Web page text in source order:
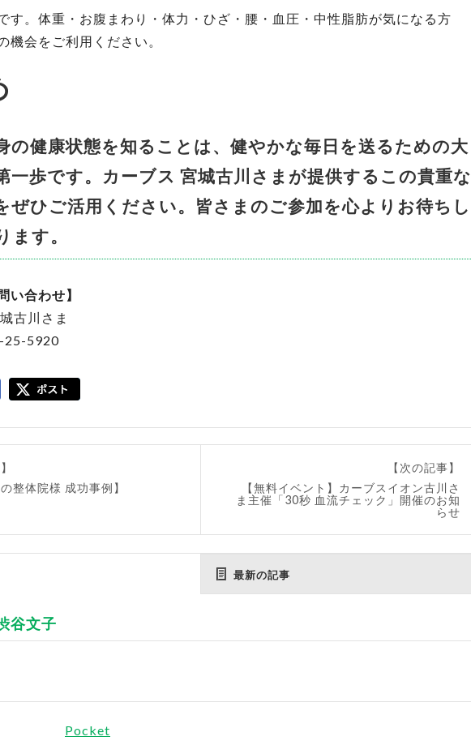
す。体重・お腹まわり・体力・ひざ・腰・血圧・中性脂肪が気になる方
機会をご利用ください。
の健康状態を知ることは、健やかな毎日を送るための大
一歩です。カーブス 宮城古川さまが提供するこの貴重な
ぜひご活用ください。皆さまのご参加を心よりお待ちし
ます。
い合わせ】
古川さま
25-5920
整体院様 成功事例】
【次の記事】
【無料イベント】カーブスイオン古川さ
ま主催「30秒 血流チェック」開催のお知
らせ
最新の記事
谷文子
Pocket